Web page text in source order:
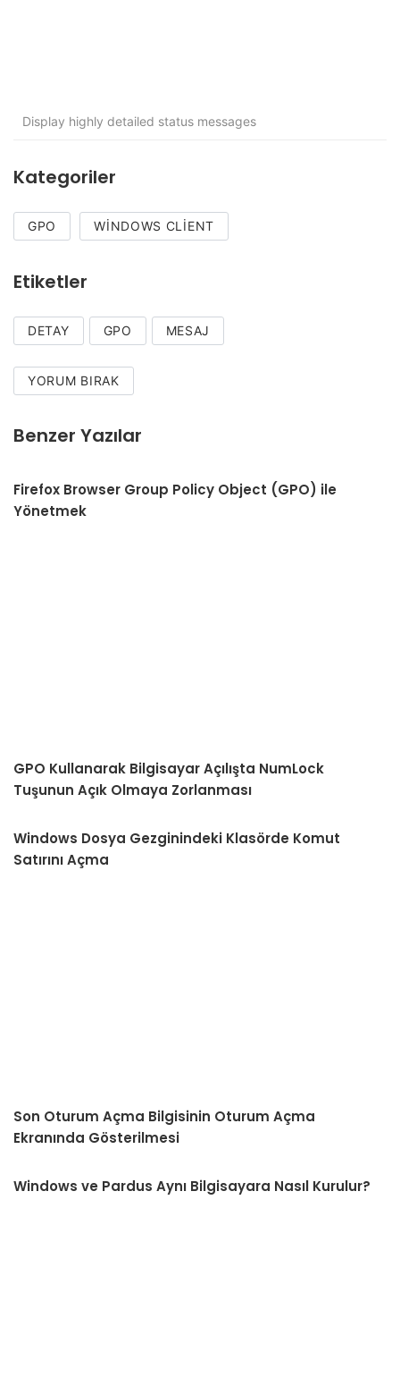
Display highly detailed status messages
Kategoriler
GPO WINDOWS CLIENT
Etiketler
DETAY GPO MESAJ
YORUM BIRAK
Benzer Yazılar
Firefox Browser Group Policy Object (GPO) ile
Yönetmek
GPO Kullanarak Bilgisayar Açılışta NumLock
Tuşunun Açık Olmaya Zorlanması
Windows Dosya Gezginindeki Klasörde Komut
Satırını Açma
Son Oturum Açma Bilgisinin Oturum Açma
Ekranında Gösterilmesi
Windows ve Pardus Aynı Bilgisayara Nasıl Kurulur?